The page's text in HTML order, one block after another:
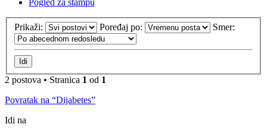
Pogled za štampu
Prikaži: Poređaj po: Smer:
2 postova • Stranica 1 od 1
Povratak na “Dijabetes”
Idi na